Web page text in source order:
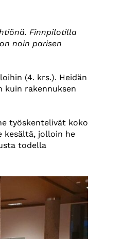
Finnpilotilla
noin parisen
(4. krs.). Heidän
kuin rakennuksen
työskentelivät koko
kesältä, jolloin he
todella